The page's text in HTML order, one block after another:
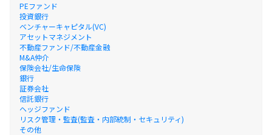
PEファンド
投資銀行
ベンチャーキャピタル(VC)
アセットマネジメント
不動産ファンド/不動産金融
M&A仲介
保険会社/生命保険
銀行
証券会社
信託銀行
ヘッジファンド
リスク管理・監査(監査・内部統制・セキュリティ)
その他